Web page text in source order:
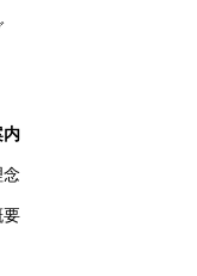
内
念
要